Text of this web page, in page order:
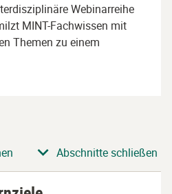
Webinarreihe
MINT-Fachwissen mit
Themen zu einem
Abschnitte schließen